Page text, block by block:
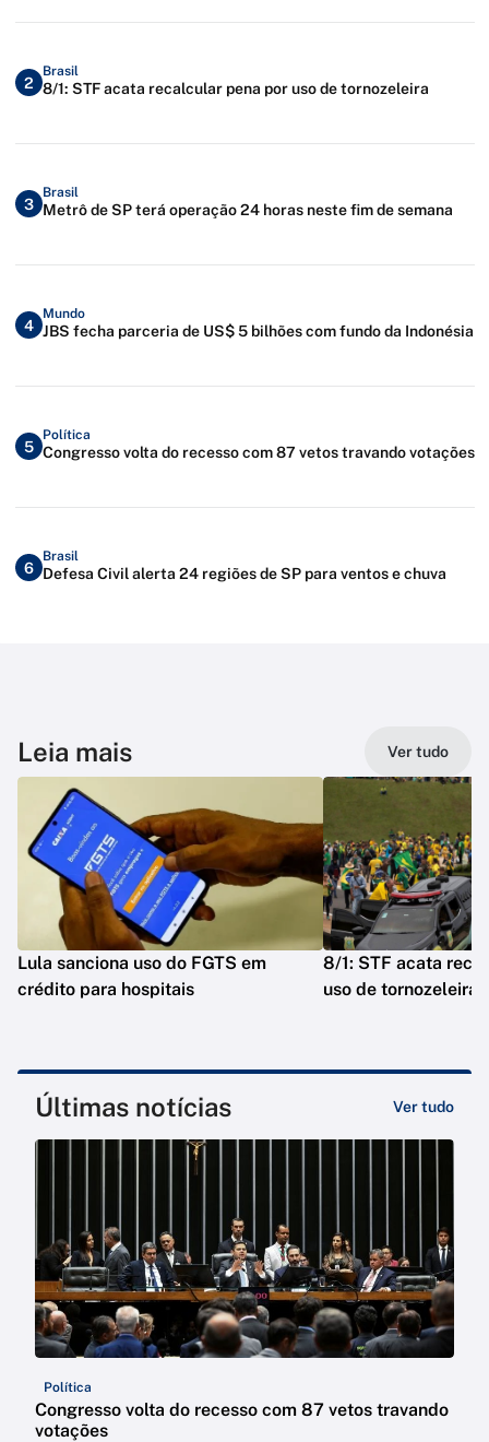
2
Brasil
8/1: STF acata recalcular pena por uso de tornozeleira
3
Brasil
Metrô de SP terá operação 24 horas neste fim de semana
4
Mundo
JBS fecha parceria de US$ 5 bilhões com fundo da Indonésia
5
Política
Congresso volta do recesso com 87 vetos travando votações
6
Brasil
Defesa Civil alerta 24 regiões de SP para ventos e chuva
Leia mais Ver tudo
Lula sanciona uso do FGTS em
crédito para hospitais
8/1: STF acata
uso de tornozeleira
Últimas notícias Ver tudo
Política
Congresso volta do recesso com 87 vetos travando
votações